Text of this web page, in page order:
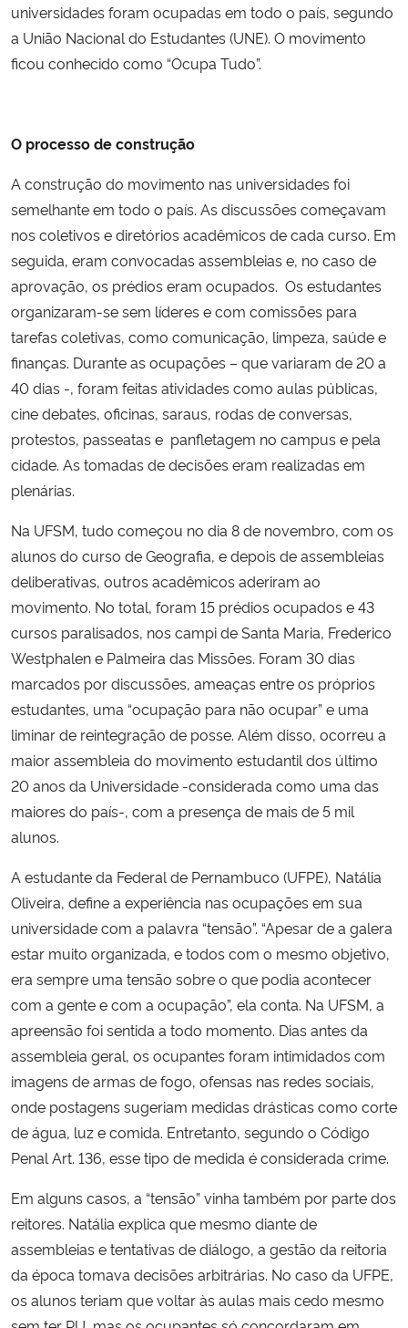
universidades foram ocupadas em todo o país, segundo
a União Nacional do Estudantes (UNE). O movimento
ficou conhecido como “Ocupa Tudo”.
O processo de construção
A construção do movimento nas universidades foi
semelhante em todo o país. As discussões começavam
nos coletivos e diretórios acadêmicos de cada curso. Em
seguida, eram convocadas assembleias e, no caso de
aprovação, os prédios eram ocupados. Os estudantes
organizaram-se sem líderes e com comissões para
tarefas coletivas, como comunicação, limpeza, saúde e
finanças. Durante as ocupações – que variaram de 20 a
40 dias -, foram feitas atividades como aulas públicas,
cine debates, oficinas, saraus, rodas de conversas,
protestos, passeatas e panfletagem no campus e pela
cidade. As tomadas de decisões eram realizadas em
plenárias.
Na UFSM, tudo começou no dia 8 de novembro, com os
alunos do curso de Geografia, e depois de assembleias
deliberativas, outros acadêmicos aderiram ao
movimento. No total, foram 15 prédios ocupados e 43
cursos paralisados, nos campi de Santa Maria, Frederico
Westphalen e Palmeira das Missões. Foram 30 dias
marcados por discussões, ameaças entre os próprios
estudantes, uma “ocupação para não ocupar” e uma
liminar de reintegração de posse. Além disso, ocorreu a
maior assembleia do movimento estudantil dos último
20 anos da Universidade -considerada como uma das
maiores do país-, com a presença de mais de 5 mil
alunos.
A estudante da Federal de Pernambuco (UFPE), Natália
Oliveira, define a experiência nas ocupações em sua
universidade com a palavra “tensão”. “Apesar de a galera
estar muito organizada, e todos com o mesmo objetivo,
era sempre uma tensão sobre o que podia acontecer
com a gente e com a ocupação”, ela conta. Na UFSM, a
apreensão foi sentida a todo momento. Dias antes da
assembleia geral, os ocupantes foram intimidados com
imagens de armas de fogo, ofensas nas redes sociais,
onde postagens sugeriam medidas drásticas como corte
de água, luz e comida. Entretanto, segundo o Código
Penal Art. 136, esse tipo de medida é considerada crime.
Em alguns casos, a “tensão” vinha também por parte dos
reitores. Natália explica que mesmo diante de
assembleias e tentativas de diálogo, a gestão da reitoria
da época tomava decisões arbitrárias. No caso da UFPE,
os alunos teriam que voltar às aulas mais cedo mesmo